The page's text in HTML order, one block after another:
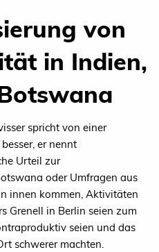
von
in Indien,
spricht von einer
er nennt
Urteil zur
oder Umfragen aus
innen kommen, Aktivitäten
Grenell in Berlin seien zum
seien und das
schwerer machten.